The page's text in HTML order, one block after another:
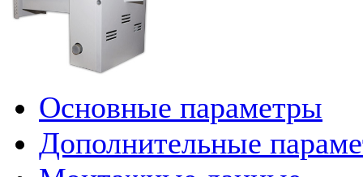
Основные параметры
Дополнительные